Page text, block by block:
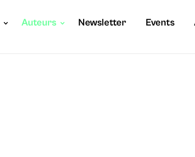
Auteurs Newsletter Events